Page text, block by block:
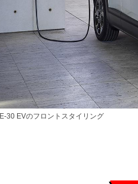
30 EVのフロントスタイリング